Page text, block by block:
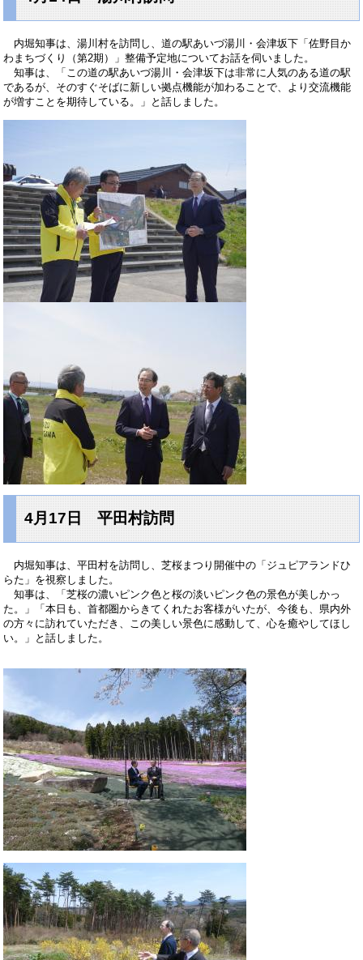
内堀知事は、湯川村を訪問し、道の駅あいづ湯川・会津坂下「佐野目か
わまちづくり（第2期）」整備予定地についてお話を伺いました。
知事は、「この道の駅あいづ湯川・会津坂下は非常に人気のある道の駅
であるが、そのすぐそばに新しい拠点機能が加わることで、より交流機能
が増すことを期待している。」と話しました。
4月17日 平田村訪問
内堀知事は、平田村を訪問し、芝桜まつり開催中の「ジュピアランドひ
らた」を視察しました。
知事は、「芝桜の濃いピンク色と桜の淡いピンク色の景色が美しかっ
た。」「本日も、首都圏からきてくれたお客様がいたが、今後も、県内外
の方々に訪れていただき、この美しい景色に感動して、心を癒やしてほし
い。」と話しました。